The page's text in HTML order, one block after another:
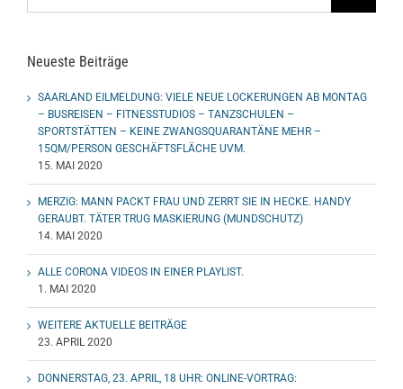
Neueste Beiträge
SAARLAND EILMELDUNG: VIELE NEUE LOCKERUNGEN AB MONTAG
– BUSREISEN – FITNESSTUDIOS – TANZSCHULEN –
SPORTSTÄTTEN – KEINE ZWANGSQUARANTÄNE MEHR –
15QM/PERSON GESCHÄFTSFLÄCHE UVM.
15. MAI 2020
MERZIG: MANN PACKT FRAU UND ZERRT SIE IN HECKE. HANDY
GERAUBT. TÄTER TRUG MASKIERUNG (MUNDSCHUTZ)
14. MAI 2020
ALLE CORONA VIDEOS IN EINER PLAYLIST.
1. MAI 2020
WEITERE AKTUELLE BEITRÄGE
23. APRIL 2020
DONNERSTAG, 23. APRIL, 18 UHR: ONLINE-VORTRAG: